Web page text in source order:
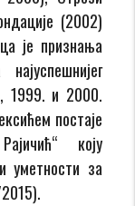
(2002)
је признања
1999. и 2000.
постаје
коју
уметности за